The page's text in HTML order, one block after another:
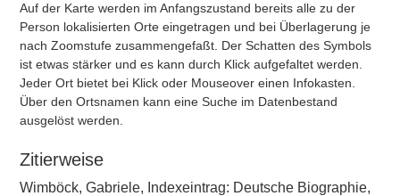
Auf der Karte werden im Anfangszustand bereits alle zu der
Person lokalisierten Orte eingetragen und bei Überlagerung je
nach Zoomstufe zusammengefaßt. Der Schatten des Symbols
ist etwas stärker und es kann durch Klick aufgefaltet werden.
Jeder Ort bietet bei Klick oder Mouseover einen Infokasten.
Über den Ortsnamen kann eine Suche im Datenbestand
ausgelöst werden.
Zitierweise
Wimböck, Gabriele, Indexeintrag: Deutsche Biographie,